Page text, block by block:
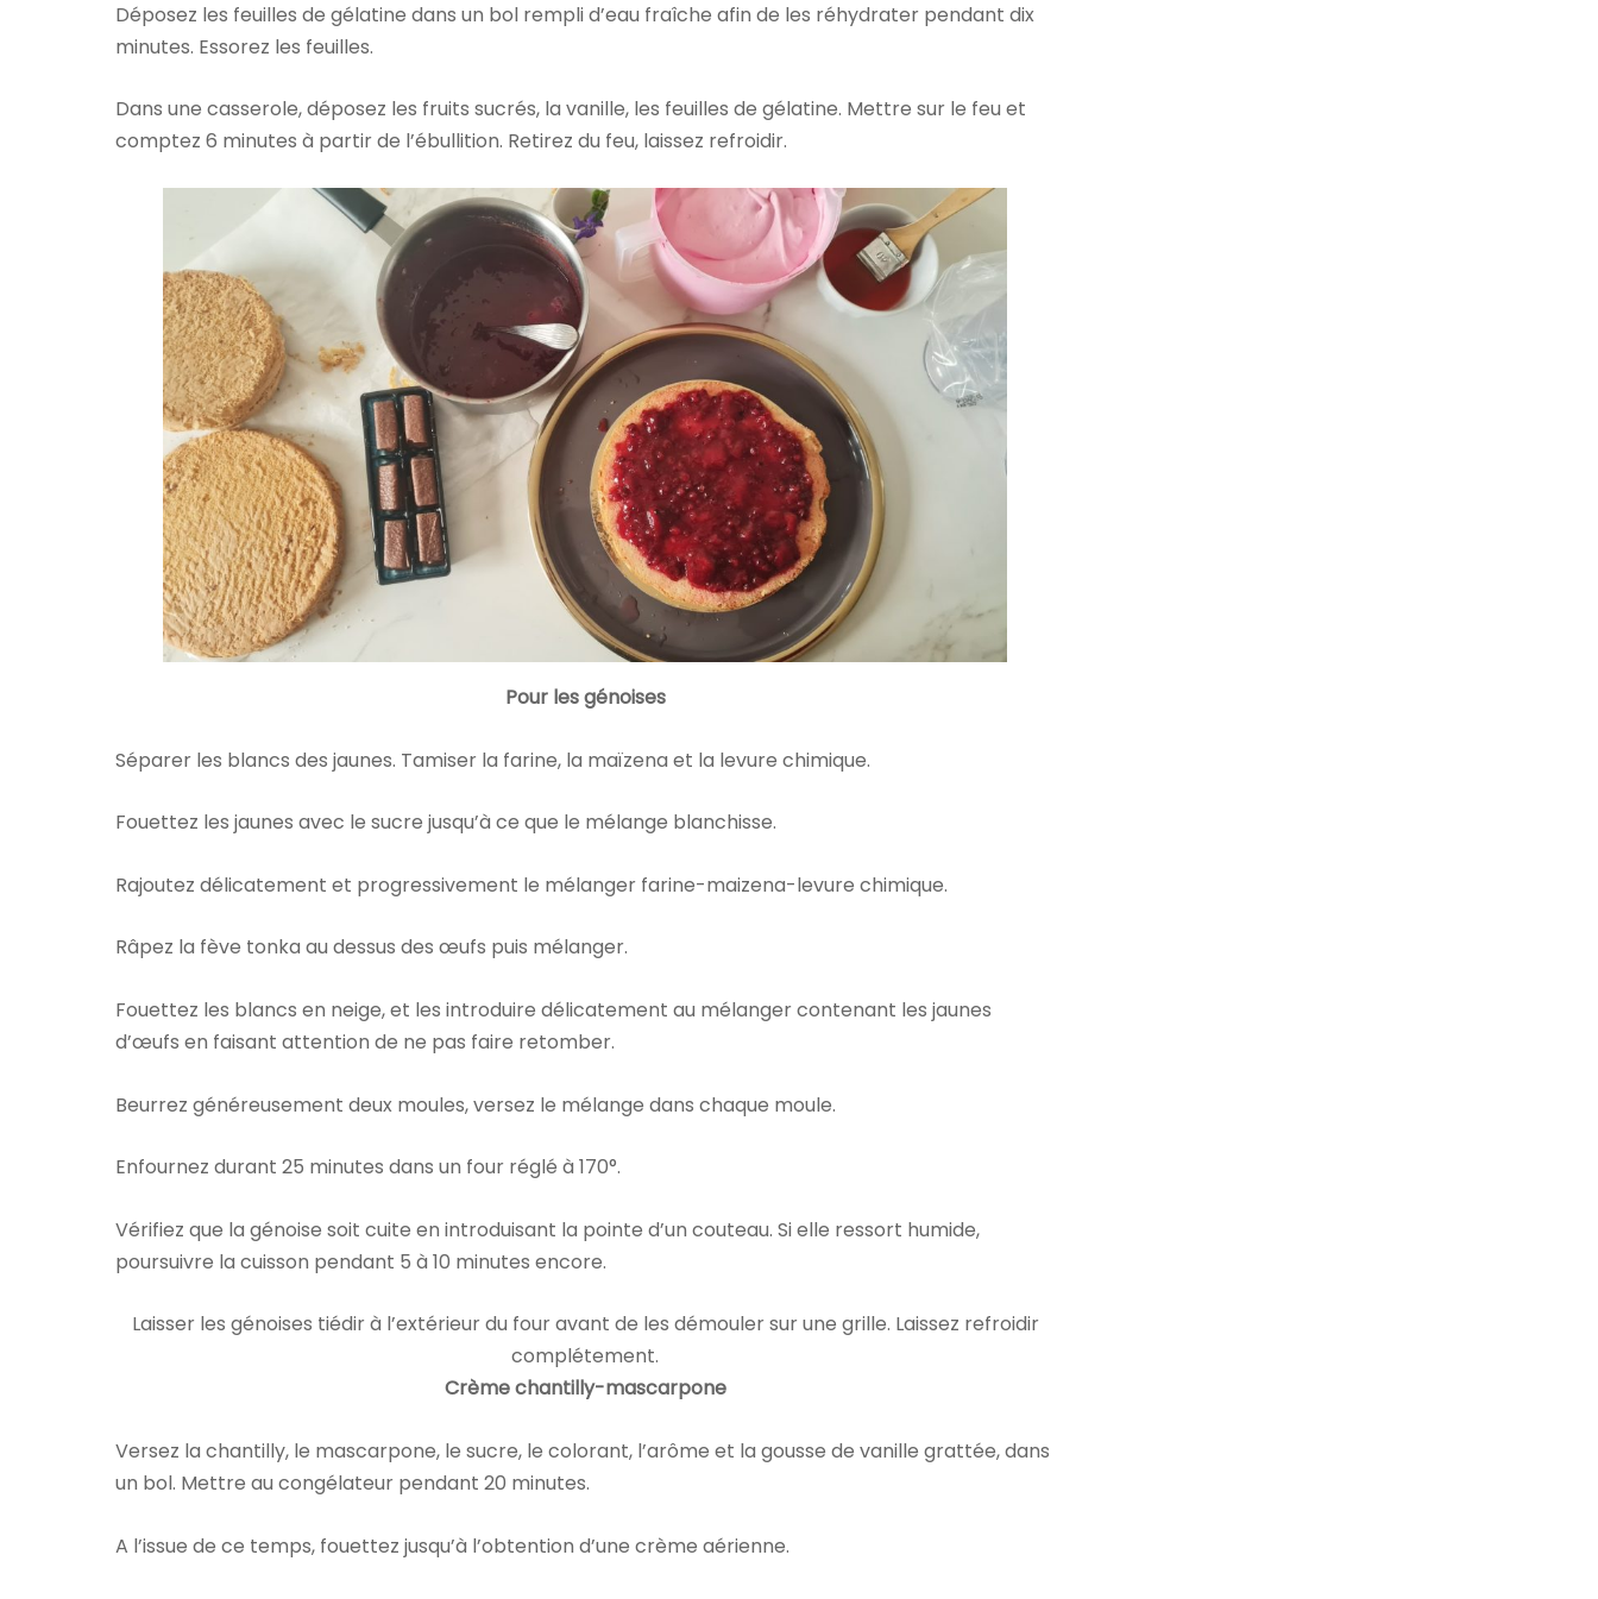
Déposez les feuilles de gélatine dans un bol rempli d’eau fraîche afin de les réhydrater pendant dix
minutes. Essorez les feuilles.
Dans une casserole, déposez les fruits sucrés, la vanille, les feuilles de gélatine. Mettre sur le feu et
comptez 6 minutes à partir de l’ébullition. Retirez du feu, laissez refroidir.
Pour les génoises
Séparer les blancs des jaunes. Tamiser la farine, la maïzena et la levure chimique.
Fouettez les jaunes avec le sucre jusqu’à ce que le mélange blanchisse.
Rajoutez délicatement et progressivement le mélanger farine-maizena-levure chimique.
Râpez la fève tonka au dessus des œufs puis mélanger.
Fouettez les blancs en neige, et les introduire délicatement au mélanger contenant les jaunes
d’œufs en faisant attention de ne pas faire retomber.
Beurrez généreusement deux moules, versez le mélange dans chaque moule.
Enfournez durant 25 minutes dans un four réglé à 170°.
Vérifiez que la génoise soit cuite en introduisant la pointe d’un couteau. Si elle ressort humide,
poursuivre la cuisson pendant 5 à 10 minutes encore.
Laisser les génoises tiédir à l’extérieur du four avant de les démouler sur une grille. Laissez refroidir
complétement.
Crème chantilly-mascarpone
Versez la chantilly, le mascarpone, le sucre, le colorant, l’arôme et la gousse de vanille grattée, dans
un bol. Mettre au congélateur pendant 20 minutes.
A l’issue de ce temps, fouettez jusqu’à l’obtention d’une crème aérienne.